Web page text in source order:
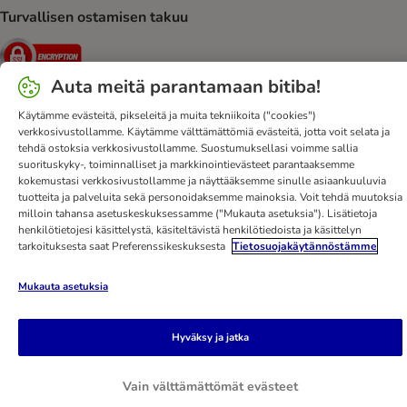
Turvallisen ostamisen takuu
Security
Ota yhteyttä Toimitusehdot Julkaisutiedot
DSA
Tietosuoja
Uutiskirje Toimituskulut ja -aika
Maksutavat
Peruuta sopimus tästä
bitiba-sovellus
Kanta-asiakasedut
Edut
Saavutettavuusseloste
bitiba GmbH2026
Auta meitä parantamaan bitiba!
Käytämme evästeitä, pikseleitä ja muita tekniikoita ("cookies")
verkkosivustollamme. Käytämme välttämättömiä evästeitä, jotta voit selata ja
tehdä ostoksia verkkosivustollamme. Suostumuksellasi voimme sallia
suorituskyky-, toiminnalliset ja markkinointievästeet parantaaksemme
kokemustasi verkkosivustollamme ja näyttääksemme sinulle asiaankuuluvia
tuotteita ja palveluita sekä personoidaksemme mainoksia. Voit tehdä muutoksia
milloin tahansa asetuskeskuksessamme ("Mukauta asetuksia"). Lisätietoja
henkilötietojesi käsittelystä, käsiteltävistä henkilötiedoista ja käsittelyn
tarkoituksesta saat Preferenssikeskuksesta Tietosuojakäytännöstämme
Mukauta asetuksia
Vain välttämättömät evästeet
Hyväksy ja jatka